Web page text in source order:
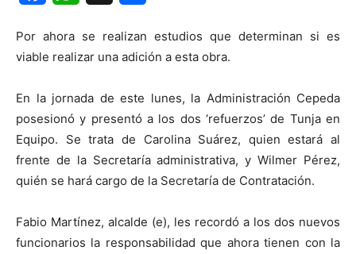
Por ahora se realizan estudios que determinan si es
viable realizar una adición a esta obra.
En la jornada de este lunes, la Administración Cepeda
posesionó y presentó a los dos ‘refuerzos’ de Tunja en
Equipo. Se trata de Carolina Suárez, quien estará al
frente de la Secretaría administrativa, y Wilmer Pérez,
quién se hará cargo de la Secretaría de Contratación.
Fabio Martínez, alcalde (e), les recordó a los dos nuevos
funcionarios la responsabilidad que ahora tienen con la